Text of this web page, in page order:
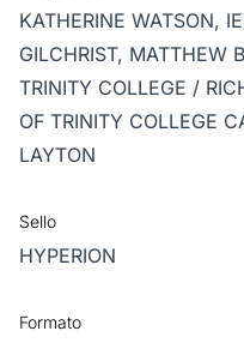
KATHERINE WATSON,
GILCHRIST, MATTHEW
TRINITY COLLEGE /
OF TRINITY COLLEGE
LAYTON
Sello
HYPERION
Formato